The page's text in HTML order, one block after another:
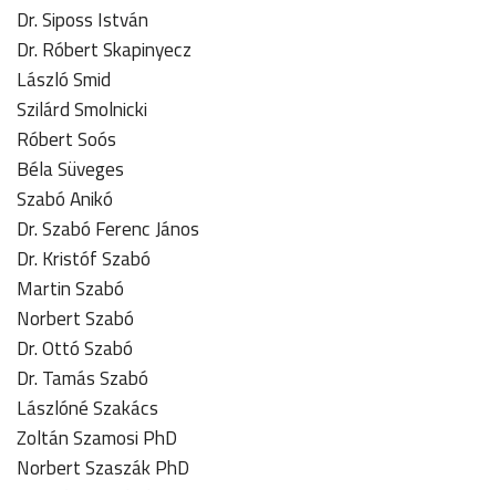
Dr. Siposs István
Dr. Róbert Skapinyecz
László Smid
Szilárd Smolnicki
Róbert Soós
Béla Süveges
Szabó Anikó
Dr. Szabó Ferenc János
Dr. Kristóf Szabó
Martin Szabó
Norbert Szabó
Dr. Ottó Szabó
Dr. Tamás Szabó
Lászlóné Szakács
Zoltán Szamosi PhD
Norbert Szaszák PhD